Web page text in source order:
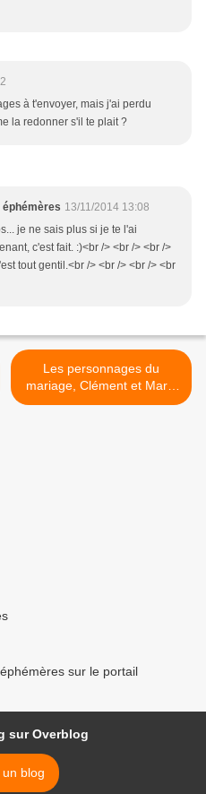
à t'envoyer, mais j'ai perdu
la redonner s'il te plait ?
éphémères 13/11/2014 13:08
je ne sais plus si je te l'ai
c'est fait. :)<br /> <br /> <br />
tout gentil.<br /> <br /> <br /> <br
Les personnages du
mariage, Clément et Marie
>
sur le portail
sur Overblog
blog